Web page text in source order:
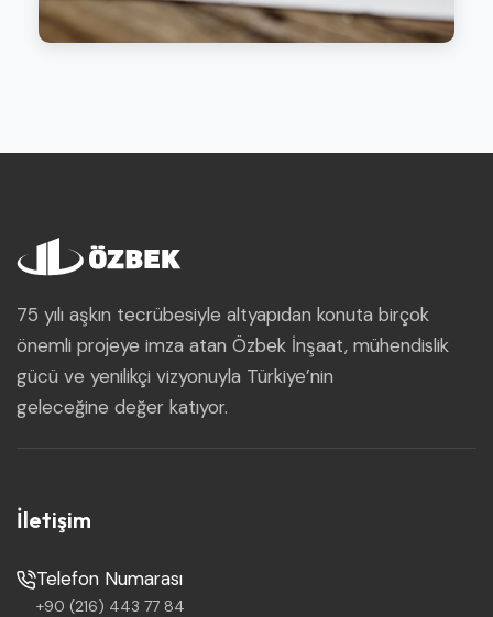
75 yılı aşkın tecrübesiyle altyapıdan konuta birçok
önemli projeye imza atan Özbek İnşaat, mühendislik
gücü ve yenilikçi vizyonuyla Türkiye’nin
geleceğine değer katıyor.
İletişim
Telefon Numarası
+90 (216) 443 77 84